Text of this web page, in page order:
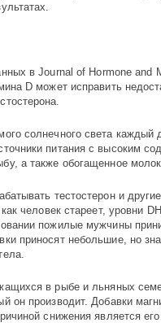
в Journal of Hormone and
D может исправить
солнечного света каждый
питания с высоким
а также обогащенное
тестостерон и
человек стареет, уровни
пожилые мужчины
приносят небольшие, но
в рыбе и льняных
он производит. Добавки
снижения является